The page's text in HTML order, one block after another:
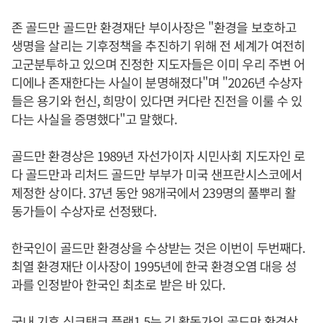
존 골드만 골드만 환경재단 부이사장은 "환경을 보호하고
생명을 살리는 기후정책을 추진하기 위해 전 세계가 여전히
고군분투하고 있으며 진정한 지도자들은 이미 우리 주변 어
디에나 존재한다는 사실이 분명해졌다"며 "2026년 수상자
들은 용기와 헌신, 희망이 있다면 커다란 진전을 이룰 수 있
다는 사실을 증명했다"고 말했다.
골드만 환경상은 1989년 자선가이자 시민사회 지도자인 로
다 골드만과 리처드 골드만 부부가 미국 샌프란시스코에서
제정한 상이다. 37년 동안 98개국에서 239명의 풀뿌리 활
동가들이 수상자로 선정됐다.
한국인이 골드만 환경상을 수상받는 것은 이번이 두번째다.
최열 환경재단 이사장이 1995년에 한국 환경오염 대응 성
과를 인정받아 한국인 최초로 받은 바 있다.